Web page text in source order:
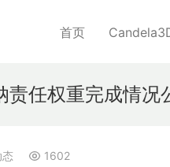
首页
任权重完成情况
态 1602